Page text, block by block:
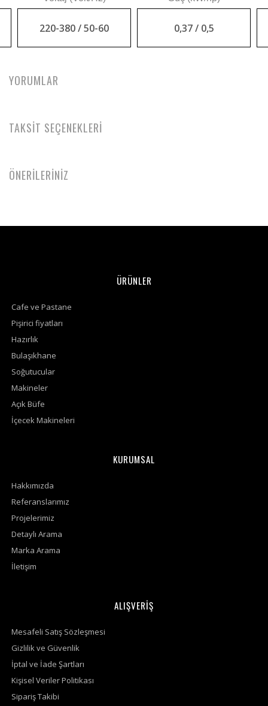
220-380 / 50-60 0,37 / 0,5
YORUMLAR
TAKSİT SEÇENEKLERİ
ÖNERİLERİNİZ
ÜRÜNLER
Cafe ve Pastane
Pişirici fiyatları
Hazırlık
Bulaşıkhane
Soğutucular
Makineler
Açık Büfe
İçecek Makineleri
KURUMSAL
Hakkımızda
Referanslarımız
Projelerimiz
Detaylı Arama
Marka Arama
İletişim
ALIŞVERİŞ
Mesafeli Satış Sözleşmesi
Gizlilik ve Güvenlik
İptal ve İade Şartları
Kişisel Veriler Politikası
Sipariş Takibi